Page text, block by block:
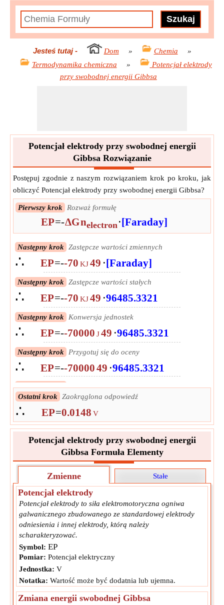
Jesteś tutaj- Dom » Chemia
»
Termodynamika chemiczna
»
Potencjał elektrody
przy swobodnej energii Gibbsa
Potencjał elektrody przy swobodnej energii
Gibbsa Rozwiązanie
Postępuj zgodnie z naszym rozwiązaniem krok po kroku, jak
obliczyć Potencjał elektrody przy swobodnej energii Gibbsa?
Pierwszy krok Rozważ formułę
EP=-ΔGnelectron⋅[Faraday]
Następny krok Zastępcze wartości zmiennych
∴ EP=--70 KJ49 ⋅[Faraday]
Następny krok Zastępcze wartości stałych
∴ EP=--70 KJ49 ⋅96485.3321
Następny krok Konwersja jednostek
∴ EP=--70000 J49 ⋅96485.3321
Następny krok Przygotuj się do oceny
∴ EP=--7000049 ⋅96485.3321
Następny krok Oceniać
∴ EP=0.0148060995094539
Ostatni krok Zaokrąglona odpowiedź
∴ EP=0.0148 V
Potencjał elektrody przy swobodnej energii
Gibbsa Formuła Elementy
Zmienne Stałe
Potencjał elektrody
Potencjał elektrody to siła elektromotoryczna ogniwa
galwanicznego zbudowanego ze standardowej elektrody
odniesienia i innej elektrody, którą należy
scharakteryzować.
Symbol: EP
Pomiar: Potencjał elektryczny
Jednostka: V
Notatka: Wartość może być dodatnia lub ujemna.
Zmiana energii swobodnej Gibbsa